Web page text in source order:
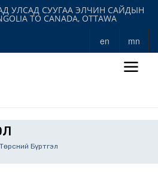
УЛСАД СУУГАА ЭЛЧИН САЙДЫН
TO CANADA, OTTAWA
en mn
Төрсний Бүртгэл